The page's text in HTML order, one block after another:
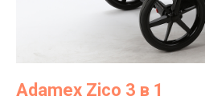
Adamex Zico 3 в 1